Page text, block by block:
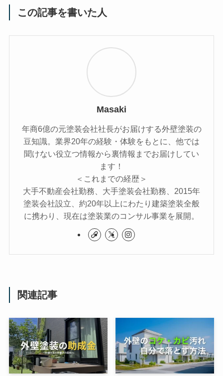
この記事を書いた人
Masaki
年商6億の元塗装会社社長がお届けする外壁塗装の
豆知識。業界20年の経験・体験をもとに、他では
聞けない役立つ情報から裏情報までお届けしてい
ます！
＜これまでの経歴＞
大手不動産会社勤務、大手塗装会社勤務、2015年
塗装会社設立、約20年以上にわたり建築塗装全般
に携わり、現在は塗装業のコンサル事業を展開。
関連記事